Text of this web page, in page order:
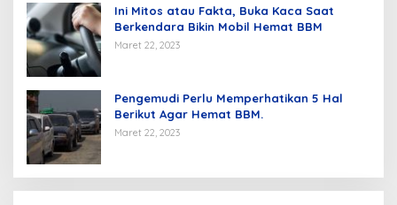
Ini Mitos atau Fakta, Buka Kaca Saat
Berkendara Bikin Mobil Hemat BBM
Maret 22, 2023
Pengemudi Perlu Memperhatikan 5 Hal
Berikut Agar Hemat BBM.
Maret 22, 2023